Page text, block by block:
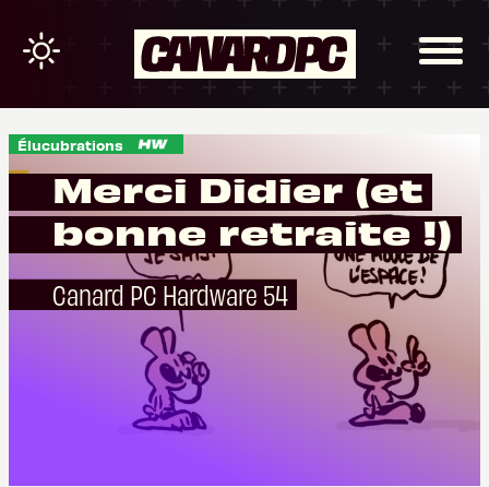
Élucubrations
Merci Didier (et
bonne retraite !)
Canard PC Hardware 54